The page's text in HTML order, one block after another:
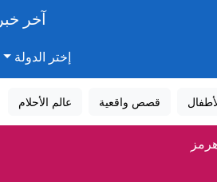
آخر خبر
إختر الدولة
قصص واقعية عالم الأحلام